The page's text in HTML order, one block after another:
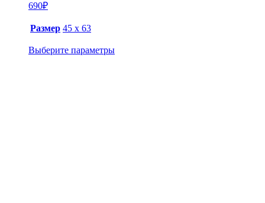
690₽
Размер 45 х 63
Выберите параметры